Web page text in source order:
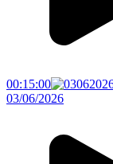
00:15:00
03/06/2026